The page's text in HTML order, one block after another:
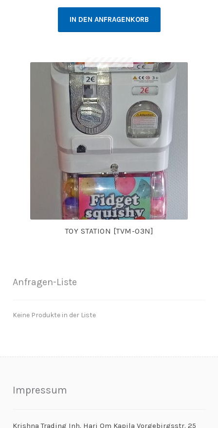
IN DEN ANFRAGENKORB
TOY STATION [TVM-03N]
Anfragen-Liste
Keine Produkte in der Liste
Impressum
Krishna Trading Inh. Hari Om Kapila Vorgebirgsstr. 25